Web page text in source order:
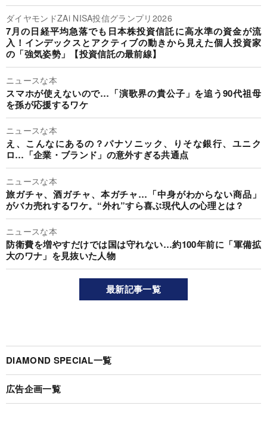
ダイヤモンドZAi NISA投信グランプリ2026
7月の日経平均急落でも日本株投資信託に高水準の資金が流
入！インデックスとアクティブの動きから見えた個人投資家
の「強気姿勢」【投資信託の最前線】
ニュースな本
スマホが使えないので…「演歌界の貴公子」を追う90代祖母
を孫が応援するワケ
ニュースな本
え、こんなにあるの？パナソニック、りそな銀行、ユニク
ロ…「企業・ブランド」の意外すぎる共通点
ニュースな本
旅ガチャ、酒ガチャ、本ガチャ…「中身がわからない商品」
がバカ売れするワケ。“外れ”すら喜ぶ現代人の心理とは？
ニュースな本
防衛費を増やすだけでは国は守れない…約100年前に「軍備拡
大のワナ」を見抜いた人物
最新記事一覧
DIAMOND SPECIAL一覧
広告企画一覧